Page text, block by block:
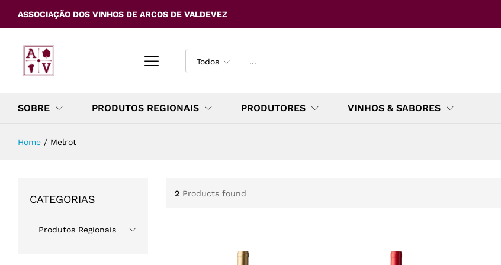
ASSOCIAÇÃO DOS VINHOS DE ARCOS DE VALDEVEZ
Todos
SOBRE PRODUTOS REGIONAIS PRODUTORES VINHOS & SABORES
Home / Melrot
2 Products found
CATEGORIAS
Produtos Regionais